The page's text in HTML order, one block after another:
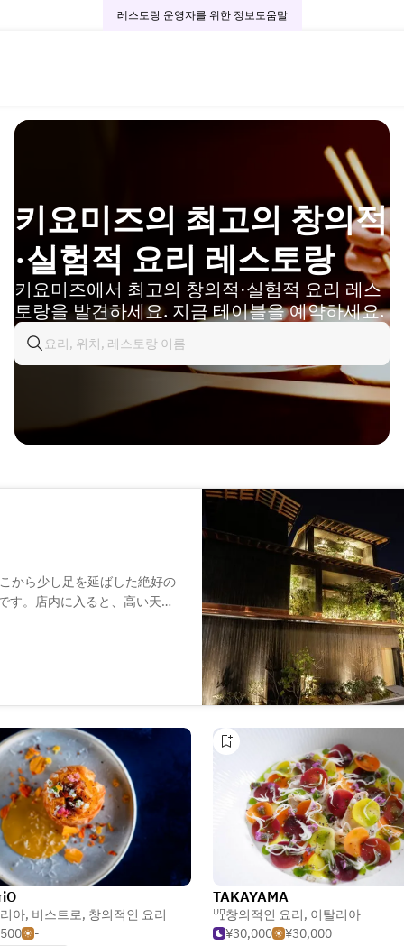
레스토랑 운영자를 위한 정보도움말
키요미즈의 최고의 창의적
·실험적 요리 레스토랑
키요미즈에서 최고의 창의적·실험적 요리 레스
토랑을 발견하세요. 지금 테이블을 예약하세요.
から少し足を延ばした絶好の
す。店内に入ると、高い天井
아, 비스트로, 창의적인 요리
-
TAKAYAMA
창의적인 요리, 이탈리아
¥30,000
¥30,000